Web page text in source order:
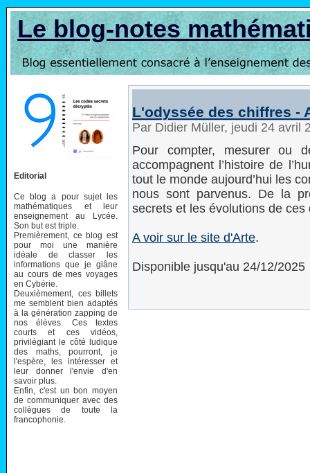
Le blog-notes
Editorial
Ce blog a pour sujet les
mathématiques et leur
enseignement au Lycée.
Son but est triple.
Premièrement, ce blog est
pour moi une manière
idéale de classer les
informations que je glâne
au cours de mes voyages
en Cybérie.
Deuxièmement, ces billets
me semblent bien adaptés
à la génération zapping de
nos élèves. Ces textes
courts et ces vidéos,
privilégiant le côté ludique
des maths, pourront, je
l'espère, les intéresser et
leur donner l'envie d'en
savoir plus.
Enfin, c'est un bon moyen
de communiquer avec des
collègues de toute la
francophonie.
L'odyssée des chiffres -
Par Didier Müller, jeudi 24 avril
Pour compter, mesurer ou
accompagnent l’histoire de
tout le monde aujourd’hui les
nous sont parvenus. De la
secrets et les évolutions de
A voir sur le site d'Arte.
Disponible jusqu'au 24/12/2025